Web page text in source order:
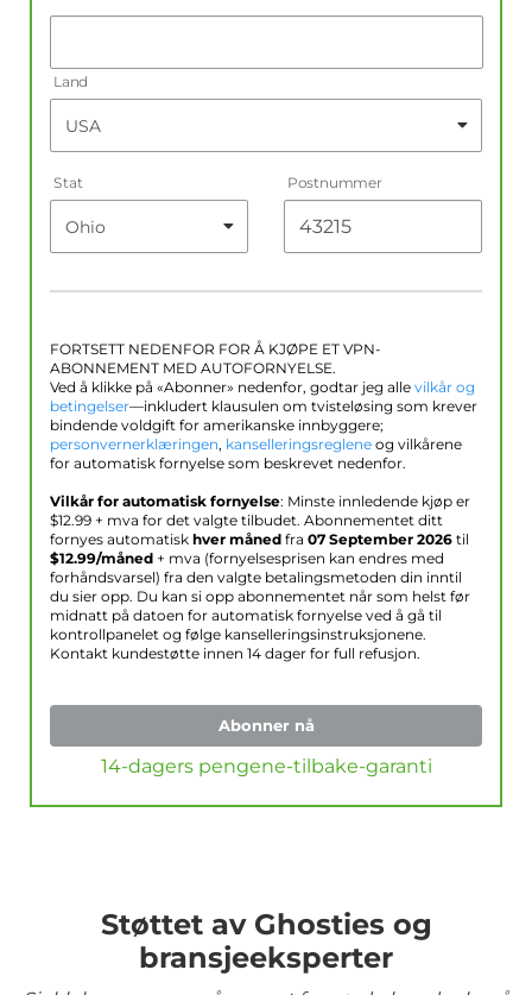
Land
Stat Postnummer
FORTSETT NEDENFOR FOR Å KJØPE ET VPN-
ABONNEMENT MED AUTOFORNYELSE.
Ved å klikke på «Abonner» nedenfor, godtar jeg alle vilkår og
betingelser—inkludert klausulen om tvisteløsing som krever
bindende voldgift for amerikanske innbyggere;
personvernerklæringen, kanselleringsreglene og vilkårene
for automatisk fornyelse som beskrevet nedenfor.
Vilkår for automatisk fornyelse: Minste innledende kjøp er
$12.99 + mva for det valgte tilbudet. Abonnementet ditt
fornyes automatisk hver måned fra 07 September 2026 til
$12.99/måned + mva (fornyelsesprisen kan endres med
forhåndsvarsel) fra den valgte betalingsmetoden din inntil
du sier opp. Du kan si opp abonnementet når som helst før
midnatt på datoen for automatisk fornyelse ved å gå til
kontrollpanelet og følge kanselleringsinstruksjonene.
Kontakt kundestøtte innen 14 dager for full refusjon.
Abonner nå
14-dagers pengene-tilbake-garanti
Støttet av Ghosties og
bransjeeksperter